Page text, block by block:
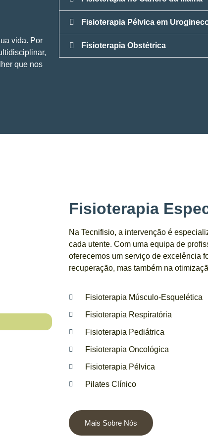
vida. Por
que nos
Fisioterapia Pélvica em
Fisioterapia Obstétrica
Fisioterapia
Na Tecnifisio, a intervenção é
cada utente. Com uma equipa de
oferecemos um serviço de excelência
recuperação, mas também na
Fisioterapia Músculo-Esquelética
Fisioterapia Respiratória
Fisioterapia Pediátrica
Fisioterapia Oncológica
Fisioterapia Pélvica
Pilates Clínico
Mais Sobre Nós